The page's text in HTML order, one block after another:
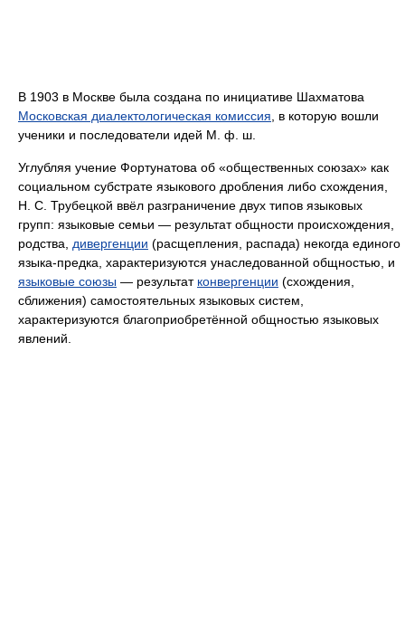
В 1903 в Москве была создана по инициативе Шахматова
Московская диалектологическая комиссия , в которую вошли
ученики и последователи идей М. ф. ш.
Углубляя учение Фортунатова об «общественных союзах» как
социальном субстрате языкового дробления либо схождения,
Н. С. Трубецкой ввёл разграничение двух типов языковых
групп: языковые семьи — результат общности происхождения,
родства, дивергенции (расщепления, распада) некогда единого
языка-предка, характеризуются унаследованной общностью, и
языковые союзы — результат конвергенции (схождения,
сближения) самостоятельных языковых систем,
характеризуются благоприобретённой общностью языковых
явлений.